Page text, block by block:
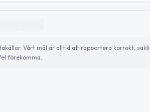
Vårt mål är alltid att rapportera korrekt,
förekomma.